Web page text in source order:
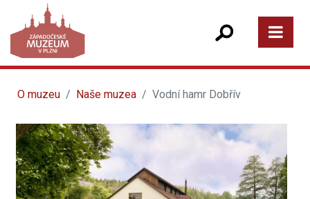
O muzeu Naše muzea Vodní hamr Dobřív